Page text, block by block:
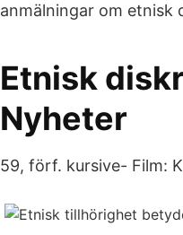
anmälningar om etnisk
Etnisk
Nyheter
59, förf. kursive- Film: